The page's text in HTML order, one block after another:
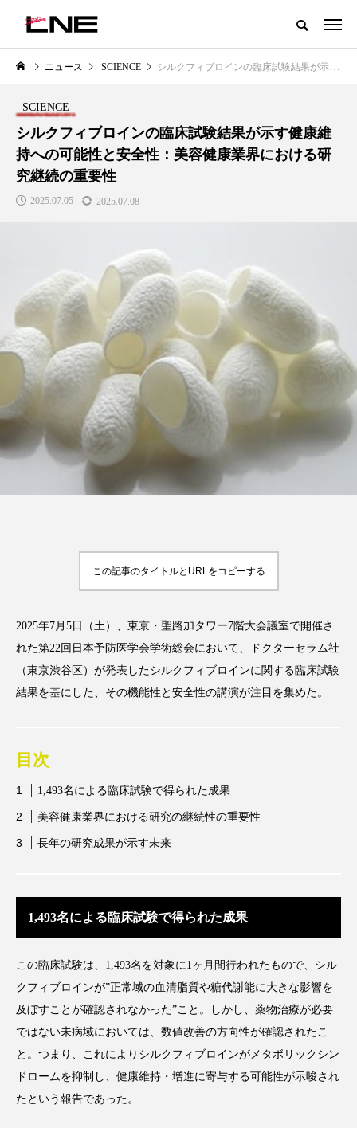
グローバルビューティ＆ヘルスケアビジネス誌
LIFESTYLE
SNSの「加工顔」と美容医療｜AI
がもたらす可能性とこれから
2026.07.13
BUSINESS
GWI調査から読み解く2030年の
都市型スパ――身近なウェルネ
の次世代モデル
2026.08.06
FEATURED 注目の企画
B2B BeautyTech ChatGPT
TikTok アスタキサンチン
アスレジャーコスメ アレルギー アロマ
インタビュー
ウェアラブルデバイス
エクソソーム オーガニック オゾン
カウンセラー カウンセリング
カカイオイル ガジェット キーワード
クルエルティフリー クレンジング
クローズアップ ケーススタディ
ニュース SCIENCE シルクフィブロインの臨床試験結果が示す健康維持への可能性と安全性：美容健康業界における研究継続の重要性
SCIENCE
シルクフィブロインの臨床試験結果が示す健康維
持への可能性と安全性：美容健康業界における研
究継続の重要性
2025.07.05 2025.07.08
この記事のタイトルとURLをコピーする
2025年7月5日（土）、東京・聖路加タワー7階大会議室で開催さ
れた第22回日本予防医学会学術総会において、ドクターセラム社
（東京渋谷区）が発表したシルクフィブロインに関する臨床試験
結果を基にした、その機能性と安全性の講演が注目を集めた。
目次
1,493名による臨床試験で得られた成果
美容健康業界における研究の継続性の重要性
長年の研究成果が示す未来
1,493名による臨床試験で得られた成果
この臨床試験は、1,493名を対象に1ヶ月間行われたもので、シル
クフィブロインが”正常域の血清脂質や糖代謝能に大きな影響を
及ぼすことが確認されなかった”こと。しかし、薬物治療が必要
ではない未病域においては、数値改善の方向性が確認されたこ
と。つまり、これによりシルクフィブロインがメタボリックシン
ドロームを抑制し、健康維持・増進に寄与する可能性が示唆され
たという報告であった。